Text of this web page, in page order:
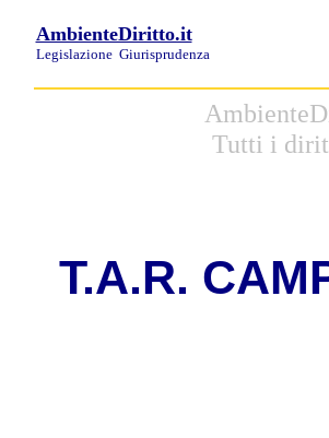
AmbienteDiritto.it
Legislazione Giurisprudenza
Tutti i
T.A.R.